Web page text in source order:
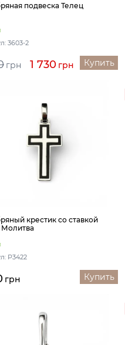
подвеска Телец
3603-2
грн 1 730 грн Купить
крестик со ставкой
Молитва
Р3422
грн Купить